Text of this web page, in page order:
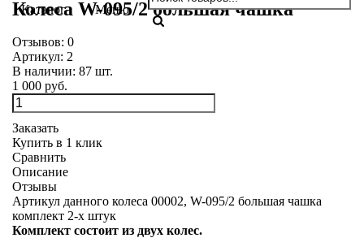
Каталог Меню
Колеса W-095/2 большая чашка
Отзывов: 0
Артикул: 2
В наличии: 87 шт.
1 000 руб.
Заказать
Купить в 1 клик
Сравнить
Описание
Отзывы
Артикул данного колеса 00002, W-095/2 большая чашка
комплект 2-х штук
Комплект состоит из двух колес.